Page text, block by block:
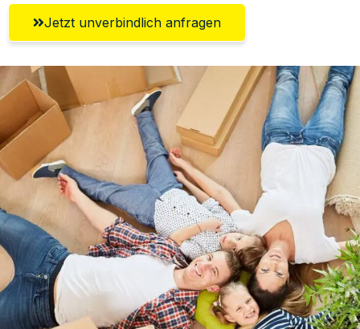
Jetzt unverbindlich anfragen